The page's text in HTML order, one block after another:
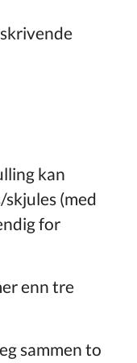
kan
(med
for
enn tre
sammen to